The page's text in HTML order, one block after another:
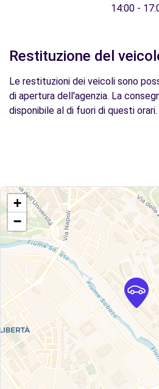
14:00 -
Restituzione del
Le restituzioni dei veicoli sono
di apertura dell'agenzia. La
disponibile al di fuori di questi orari.
+
−